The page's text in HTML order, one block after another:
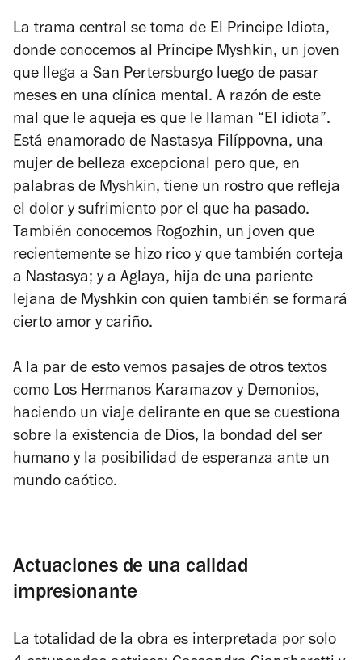
La trama central se toma de El Principe Idiota,
donde conocemos al Príncipe Myshkin, un joven
que llega a San Pertersburgo luego de pasar
meses en una clínica mental. A razón de este
mal que le aqueja es que le llaman “El idiota”.
Está enamorado de Nastasya Filíppovna, una
mujer de belleza excepcional pero que, en
palabras de Myshkin, tiene un rostro que refleja
el dolor y sufrimiento por el que ha pasado.
También conocemos Rogozhin, un joven que
recientemente se hizo rico y que también corteja
a Nastasya; y a Aglaya, hija de una pariente
lejana de Myshkin con quien también se formará
cierto amor y cariño.
A la par de esto vemos pasajes de otros textos
como Los Hermanos Karamazov y Demonios,
haciendo un viaje delirante en que se cuestiona
sobre la existencia de Dios, la bondad del ser
humano y la posibilidad de esperanza ante un
mundo caótico.
Actuaciones de una calidad
impresionante
La totalidad de la obra es interpretada por solo